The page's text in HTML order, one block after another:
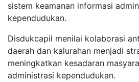
sistem keamanan informasi
kependudukan.
Disdukcapil menilai kolaborasi
daerah dan kalurahan menjadi
meningkatkan kesadaran
administrasi kependudukan.